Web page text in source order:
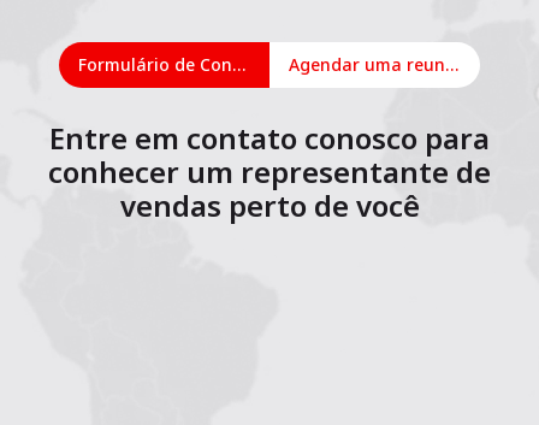
Formulário de Contato Agendar uma reunião on-line
Entre em contato conosco para
conhecer um representante de
vendas perto de você